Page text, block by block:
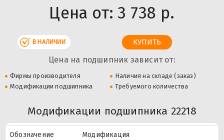
Цена от: 3 738 р.
В НАЛИЧИИ
Цена на подшипник зависит от:
Фирмы производителя
Наличия на складе (заказ)
Модификации подшипника
Требуемого количества
Модификации подшипника 22218
Обозначение
Модификация